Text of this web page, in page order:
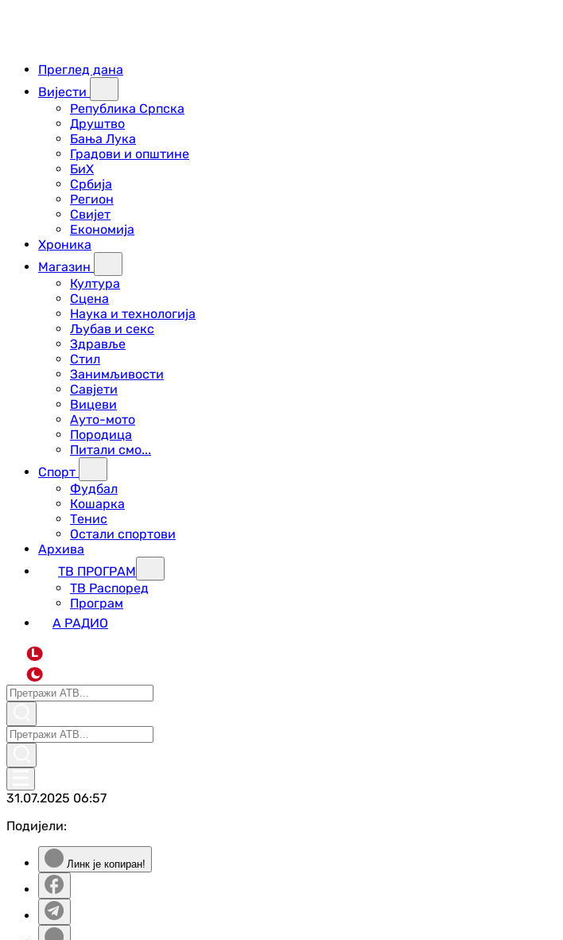
Преглед дана
Вијести
Република Српска
Друштво
Бања Лука
Градови и општине
БиХ
Србија
Регион
Свијет
Економија
Хроника
Магазин
Култура
Сцена
Наука и технологија
Љубав и секс
Здравље
Стил
Занимљивости
Савјети
Вицеви
Ауто-мото
Породица
Питали смо...
Спорт
Фудбал
Кошарка
Тенис
Остали спортови
Архива
ТВ ПРОГРАМ
ТВ Распоред
Програм
А РАДИО
L
31.07.2025 06:57
Подијели:
Линк је копиран!